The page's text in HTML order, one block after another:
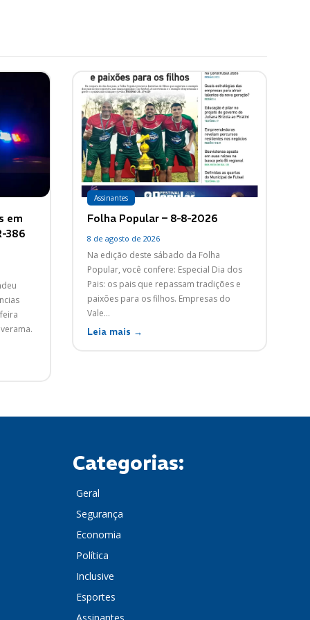
em
386
Assinantes
Folha Popular – 8-8-2026
8 de agosto de 2026
Na edição deste sábado da Folha
Popular, você confere: Especial Dia dos
Pais: os pais que repassam tradições e
paixões para os filhos. Empresas do
Vale...
Leia mais →
Categorias:
Geral
Segurança
Economia
Política
Inclusive
Esportes